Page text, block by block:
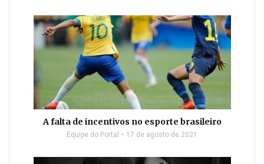
A falta de incentivos no esporte brasileiro
Equipe do Portal 17 de agosto de 2021